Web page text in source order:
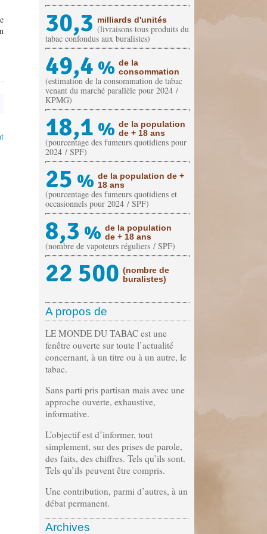
30,3 milliards d'unités
(livraisons tous produits du
tabac confondus aux buralistes)
49,4 % de la
consommation
(estimation de la consommation de tabac
venant du marché parallèle pour 2024 /
KPMG)
18,1 % de la population
de + 18 ans
(pourcentage des fumeurs quotidiens pour
2024 / SPF)
25 % de la population de +
18 ans
(pourcentage des fumeurs quotidiens et
occasionnels pour 2024 / SPF)
8,3 % de la population
de + 18 ans
(nombre de vapoteurs réguliers / SPF)
22 500 (nombre de
buralistes)
A propos de
LE MONDE DU TABAC est une
fenêtre ouverte sur toute l’actualité
concernant, à un titre ou à un autre, le
tabac.
Sans parti pris partisan mais avec une
approche ouverte, exhaustive,
informative.
L’objectif est d’informer, tout
simplement, sur des prises de parole,
des faits, des chiffres. Tels qu’ils sont.
Tels qu’ils peuvent être compris.
Une contribution, parmi d’autres, à un
débat permanent.
Archives